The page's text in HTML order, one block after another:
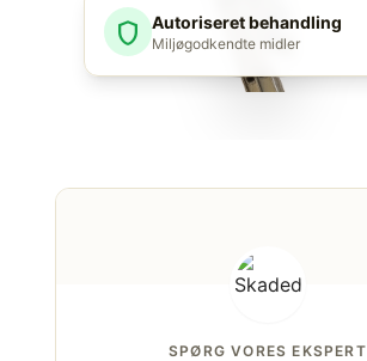
shield Autoriseret behandling
Miljøgodkendte midler
SPØRG VORES EKSPERT